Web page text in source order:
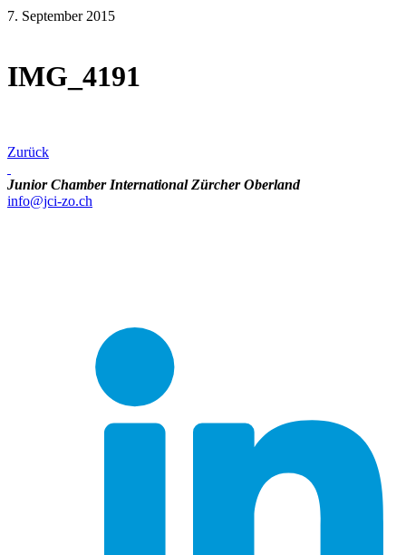
7. September 2015
IMG_4191
Zurück
Junior Chamber International Zürcher Oberland
info@jci-zo.ch